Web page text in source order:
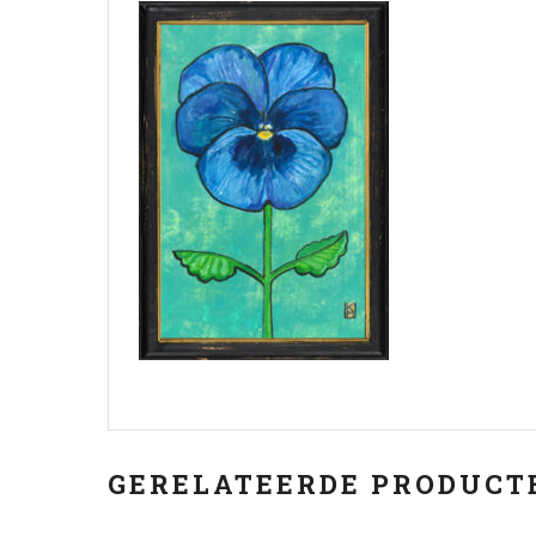
GERELATEERDE